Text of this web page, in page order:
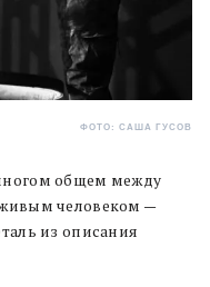
ФОТО: САША ГУСОВ
общем между
человеком —
из описания